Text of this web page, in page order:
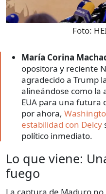
Foto:
María Corina
opositora y reciente
agradecido a Trump
alineándose como la
EUA para una futura
por ahora,
estabilidad con Delcy
político inmediato.
Lo que viene:
fuego